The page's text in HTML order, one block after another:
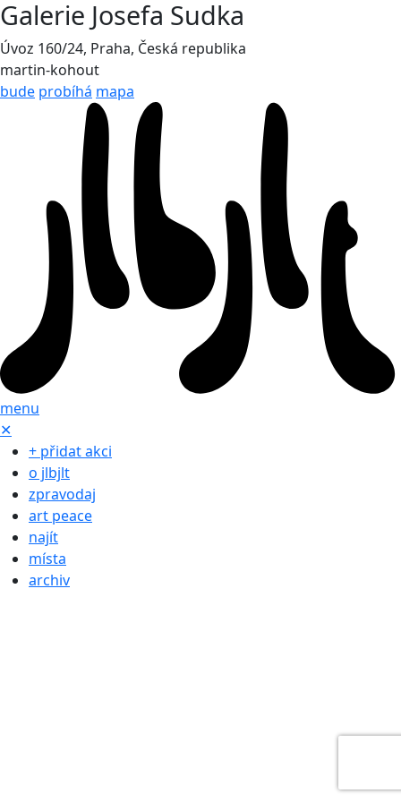
Galerie Josefa Sudka
Úvoz 160/24, Praha, Česká republika
martin-kohout
bude probíhá mapa
menu
✕
+ přidat akci
o jlbjlt
zpravodaj
art peace
najít
místa
archiv